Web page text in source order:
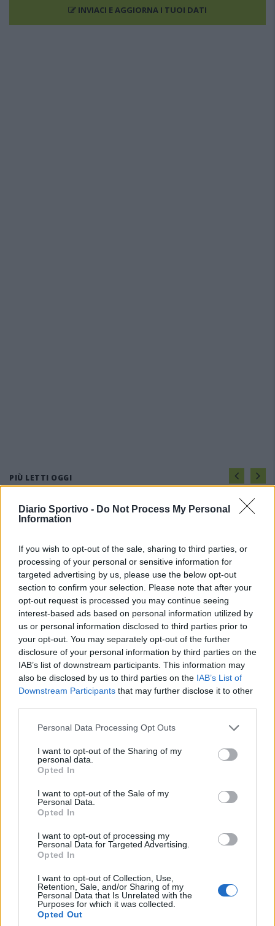
Diario Sportivo - Do Not Process My Personal
Information
If you wish to opt-out of the sale, sharing to third parties, or
processing of your personal or sensitive information for
targeted advertising by us, please use the below opt-out
section to confirm your selection. Please note that after your
opt-out request is processed you may continue seeing
interest-based ads based on personal information utilized by
us or personal information disclosed to third parties prior to
your opt-out. You may separately opt-out of the further
disclosure of your personal information by third parties on the
IAB’s list of downstream participants. This information may
also be disclosed by us to third parties on the IAB’s List of
Downstream Participants that may further disclose it to other
Personal Data Processing Opt Outs
I want to opt-out of the Sharing of my
personal data.
Opted In
I want to opt-out of the Sale of my
Personal Data.
Opted In
I want to opt-out of processing my
Personal Data for Targeted Advertising.
Opted In
I want to opt-out of Collection, Use,
Retention, Sale, and/or Sharing of my
Personal Data that Is Unrelated with the
Purposes for which it was collected.
Opted Out
INVIACI E AGGIORNA I TUOI DATI
PIÙ LETTI OGGI
L'Ilva si completa con Markic, Contucci,
Il Monastir riparte dai pilastri Masia, Pinna e
Aloia, il primo acquisto è Loru
7 Ago 2026
Gran colpo dell'Ossese, per la difesa c'è l'ex
Torres Riccardo Idda
7 Ago 2026
Il Monastir 1983 si trasforma da Associazione
L'Ossese si prepara all'esordio in D: Forzati,
Cabrera, Tesio, Limongelli, Bolzicco e tanti